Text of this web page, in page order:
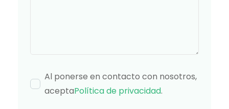
Al ponerse en contacto con nosotros,
aceptaPolítica de privacidad.